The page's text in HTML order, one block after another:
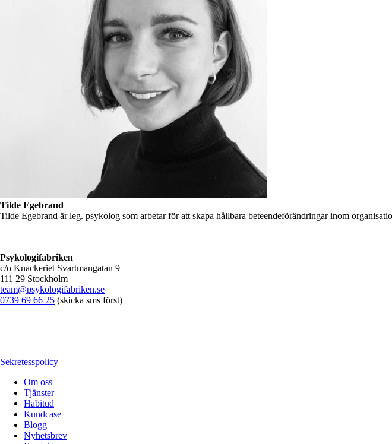
Tilde Egebrand
Tilde Egebrand är leg. psykolog som arbetar för att skapa hållbara beteendeförändringar inom
Psykologifabriken
c/o Knackeriet Svartmangatan 9
111 29 Stockholm
team@psykologifabriken.se
0739 69 66 25 (skicka sms först)
Sekretesspolicy
Om oss
Tjänster
Habitud
Kundcase
Blogg
Nyhetsbrev